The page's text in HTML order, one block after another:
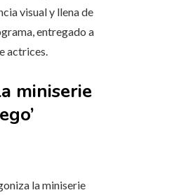
visual y llena de
entregado a
actrices.
miniserie
la miniserie